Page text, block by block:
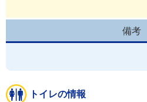
備考
トイレの情報